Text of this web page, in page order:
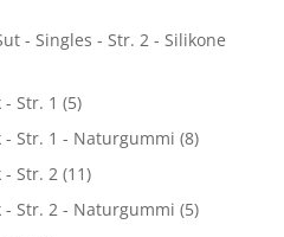
- Singles - Str. 2 - Silikone
- Str. 1 (5)
- Str. 1 - Naturgummi (8)
- Str. 2 (11)
- Str. 2 - Naturgummi (5)